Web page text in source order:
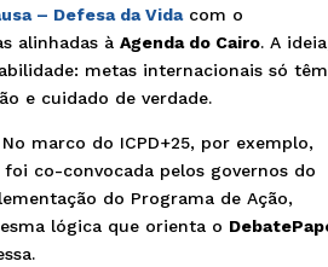
– Defesa da Vidacom o
alinhadas àAgenda do Cairo. A
metas internacionais só têm
e cuidado de verdade.
marco do ICPD+25, por exemplo,
co-convocada pelos governos do
do Programa de Ação,
lógica que orienta o